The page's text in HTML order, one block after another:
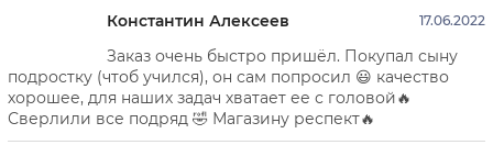
Константин Алексеев 17.06.2022
Заказ очень быстро пришёл. Покупал сыну
подростку (чтоб учился), он сам попросил 😃 качество
хорошее, для наших задач хватает ее с головой🔥
Сверлили все подряд 🤣 Магазину респект🔥